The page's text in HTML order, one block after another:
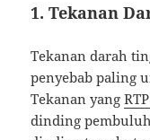
1. Tekanan
Tekanan darah
penyebab paling
Tekanan yang
dinding